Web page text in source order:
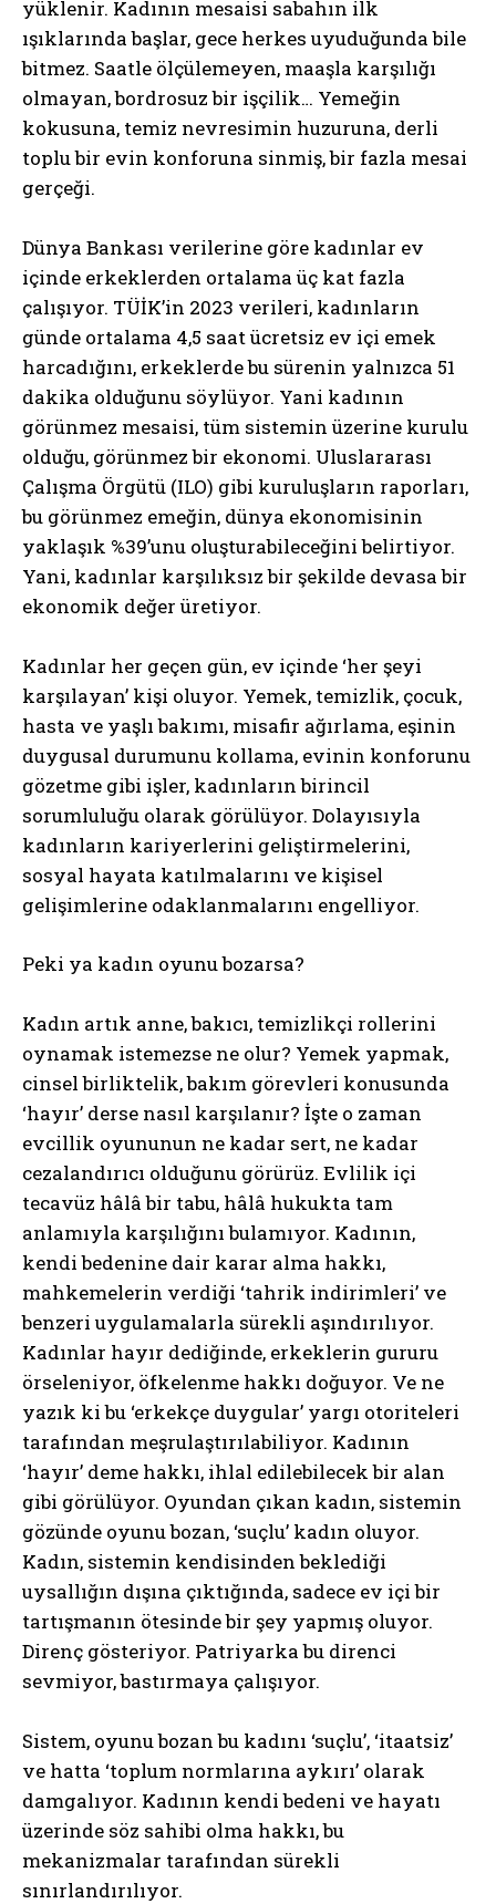
yüklenir. Kadının mesaisi sabahın ilk
ışıklarında başlar, gece herkes uyuduğunda bile
bitmez. Saatle ölçülemeyen, maaşla karşılığı
olmayan, bordrosuz bir işçilik… Yemeğin
kokusuna, temiz nevresimin huzuruna, derli
toplu bir evin konforuna sinmiş, bir fazla mesai
gerçeği.
Dünya Bankası verilerine göre kadınlar ev
içinde erkeklerden ortalama üç kat fazla
çalışıyor. TÜİK’in 2023 verileri, kadınların
günde ortalama 4,5 saat ücretsiz ev içi emek
harcadığını, erkeklerde bu sürenin yalnızca 51
dakika olduğunu söylüyor. Yani kadının
görünmez mesaisi, tüm sistemin üzerine kurulu
olduğu, görünmez bir ekonomi. Uluslararası
Çalışma Örgütü (ILO) gibi kuruluşların raporları,
bu görünmez emeğin, dünya ekonomisinin
yaklaşık %39’unu oluşturabileceğini belirtiyor.
Yani, kadınlar karşılıksız bir şekilde devasa bir
ekonomik değer üretiyor.
Kadınlar her geçen gün, ev içinde ‘her şeyi
karşılayan’ kişi oluyor. Yemek, temizlik, çocuk,
hasta ve yaşlı bakımı, misafir ağırlama, eşinin
duygusal durumunu kollama, evinin konforunu
gözetme gibi işler, kadınların birincil
sorumluluğu olarak görülüyor. Dolayısıyla
kadınların kariyerlerini geliştirmelerini,
sosyal hayata katılmalarını ve kişisel
gelişimlerine odaklanmalarını engelliyor.
Peki ya kadın oyunu bozarsa?
Kadın artık anne, bakıcı, temizlikçi rollerini
oynamak istemezse ne olur? Yemek yapmak,
cinsel birliktelik, bakım görevleri konusunda
‘hayır’ derse nasıl karşılanır? İşte o zaman
evcillik oyununun ne kadar sert, ne kadar
cezalandırıcı olduğunu görürüz. Evlilik içi
tecavüz hâlâ bir tabu, hâlâ hukukta tam
anlamıyla karşılığını bulamıyor. Kadının,
kendi bedenine dair karar alma hakkı,
mahkemelerin verdiği ‘tahrik indirimleri’ ve
benzeri uygulamalarla sürekli aşındırılıyor.
Kadınlar hayır dediğinde, erkeklerin gururu
örseleniyor, öfkelenme hakkı doğuyor. Ve ne
yazık ki bu ‘erkekçe duygular’ yargı otoriteleri
tarafından meşrulaştırılabiliyor. Kadının
‘hayır’ deme hakkı, ihlal edilebilecek bir alan
gibi görülüyor. Oyundan çıkan kadın, sistemin
gözünde oyunu bozan, ‘suçlu’ kadın oluyor.
Kadın, sistemin kendisinden beklediği
uysallığın dışına çıktığında, sadece ev içi bir
tartışmanın ötesinde bir şey yapmış oluyor.
Direnç gösteriyor. Patriyarka bu direnci
sevmiyor, bastırmaya çalışıyor.
Sistem, oyunu bozan bu kadını ‘suçlu’, ‘itaatsiz’
ve hatta ‘toplum normlarına aykırı’ olarak
damgalıyor. Kadının kendi bedeni ve hayatı
üzerinde söz sahibi olma hakkı, bu
mekanizmalar tarafından sürekli
sınırlandırılıyor.